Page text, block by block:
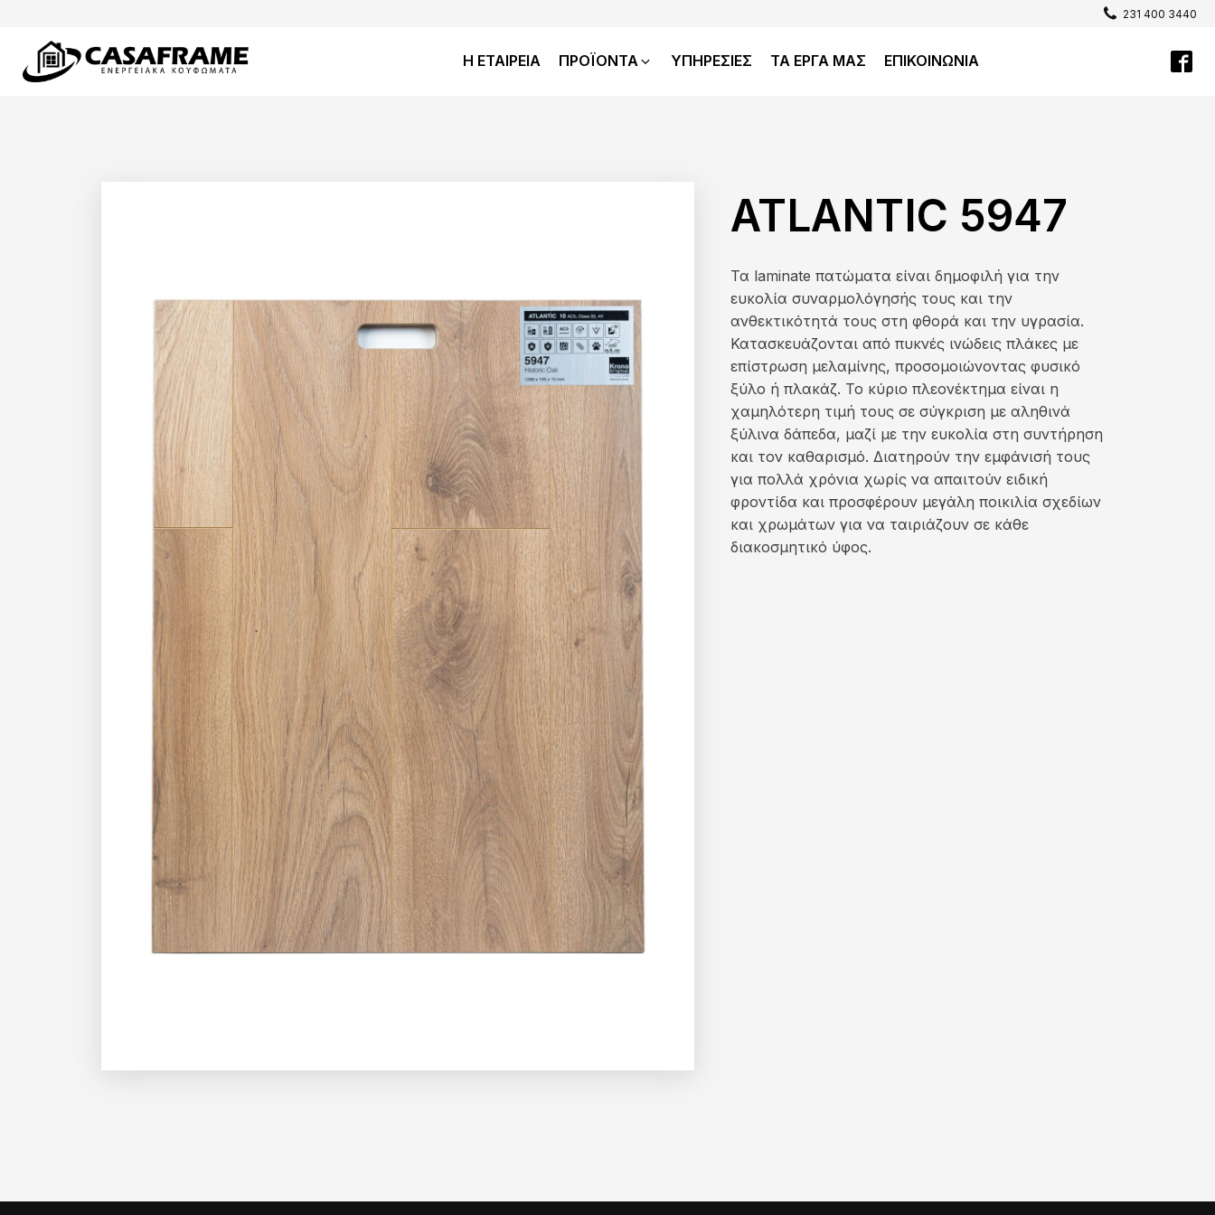
231 400 3440
Η ΕΤΑΙΡΕΙΑ ΠΡΟΪΟΝΤΑ ΥΠΗΡΕΣΙΕΣ ΤΑ ΕΡΓΑ ΜΑΣ ΕΠΙΚΟΙΝΩΝΙΑ
ATLANTIC 5947
Τα laminate πατώματα είναι δημοφιλή για την
ευκολία συναρμολόγησής τους και την
ανθεκτικότητά τους στη φθορά και την υγρασία.
Κατασκευάζονται από πυκνές ινώδεις πλάκες με
επίστρωση μελαμίνης, προσομοιώνοντας φυσικό
ξύλο ή πλακάζ. Το κύριο πλεονέκτημα είναι η
χαμηλότερη τιμή τους σε σύγκριση με αληθινά
ξύλινα δάπεδα, μαζί με την ευκολία στη συντήρηση
και τον καθαρισμό. Διατηρούν την εμφάνισή τους
για πολλά χρόνια χωρίς να απαιτούν ειδική
φροντίδα και προσφέρουν μεγάλη ποικιλία σχεδίων
και χρωμάτων για να ταιριάζουν σε κάθε
διακοσμητικό ύφος.